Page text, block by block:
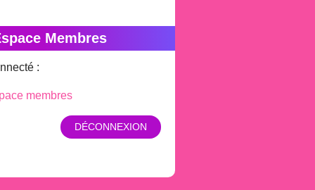
Membres
:
membres
DÉCONNEXION